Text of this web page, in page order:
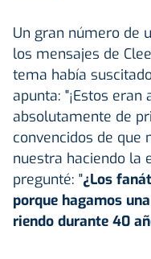
Un gran número de
los mensajes de
tema había
apunta: "¡Estos
absolutamente de
convencidos de que
nuestra haciendo la
pregunté: "¿Los
porque hagamos
riendo durante 40